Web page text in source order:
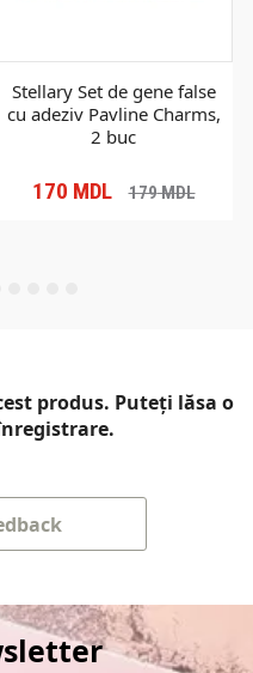
Stellary Set de gene false
cu adeziv Pavline Charms,
2 buc
170 MDL 179MDL
produs. Puteți lăsa o